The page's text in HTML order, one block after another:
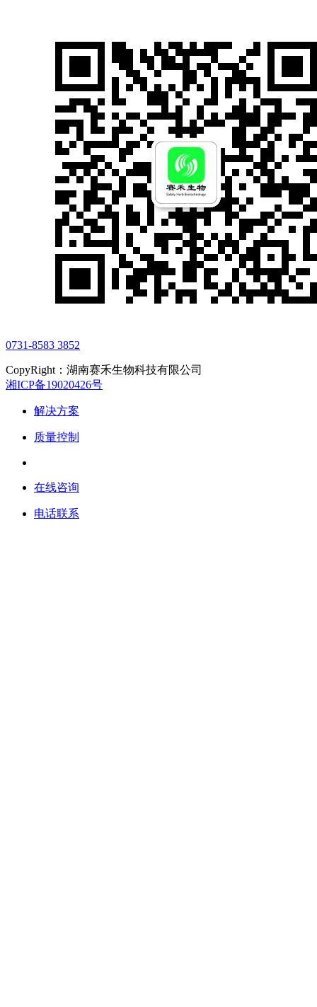
0731-8583 3852
CopyRight：湖南赛禾生物科技有限公司
湘ICP备19020426号
解决方案
质量控制
在线咨询
电话联系